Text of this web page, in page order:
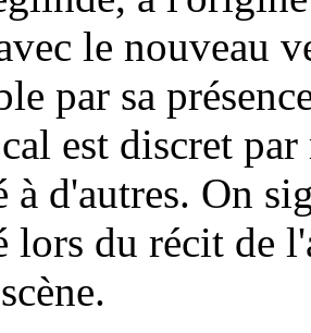
le nouveau
par sa
est discret
à d'autres. On
lors du récit de